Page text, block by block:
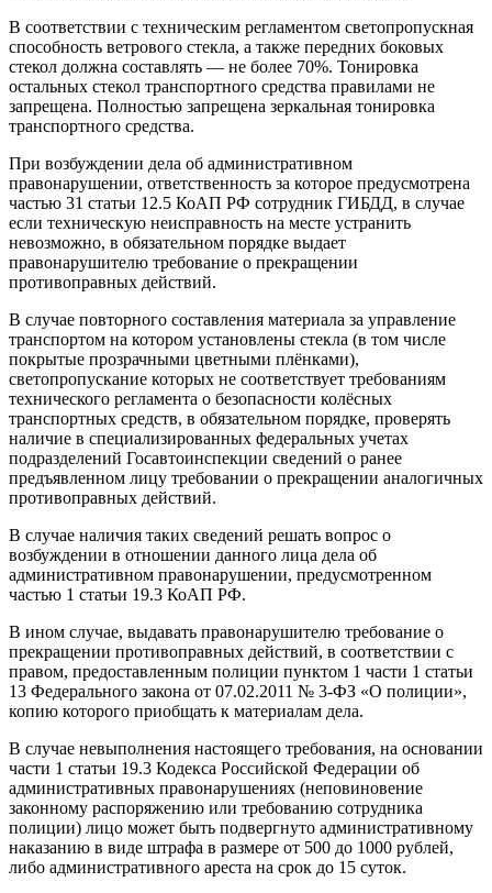
В соответствии с техническим регламентом светопропускная
способность ветрового стекла, а также передних боковых
стекол должна составлять — не более 70%. Тонировка
остальных стекол транспортного средства правилами не
запрещена. Полностью запрещена зеркальная тонировка
транспортного средства.
При возбуждении дела об административном
правонарушении, ответственность за которое предусмотрена
частью 31 статьи 12.5 КоАП РФ сотрудник ГИБДД, в случае
если техническую неисправность на месте устранить
невозможно, в обязательном порядке выдает
правонарушителю требование о прекращении
противоправных действий.
В случае повторного составления материала за управление
транспортом на котором установлены стекла (в том числе
покрытые прозрачными цветными плёнками),
светопропускание которых не соответствует требованиям
технического регламента о безопасности колёсных
транспортных средств, в обязательном порядке, проверять
наличие в специализированных федеральных учетах
подразделений Госавтоинспекции сведений о ранее
предъявленном лицу требовании о прекращении аналогичных
противоправных действий.
В случае наличия таких сведений решать вопрос о
возбуждении в отношении данного лица дела об
административном правонарушении, предусмотренном
частью 1 статьи 19.3 КоАП РФ.
В ином случае, выдавать правонарушителю требование о
прекращении противоправных действий, в соответствии с
правом, предоставленным полиции пунктом 1 части 1 статьи
13 Федерального закона от 07.02.2011 № 3-ФЗ «О полиции»,
копию которого приобщать к материалам дела.
В случае невыполнения настоящего требования, на основании
части 1 статьи 19.3 Кодекса Российской Федерации об
административных правонарушениях (неповиновение
законному распоряжению или требованию сотрудника
полиции) лицо может быть подвергнуто административному
наказанию в виде штрафа в размере от 500 до 1000 рублей,
либо административного ареста на срок до 15 суток.